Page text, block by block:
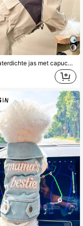
1 stuk waterdichte jas met capuchon voor honden, geschikt voor kleine tot middelgrote honden.